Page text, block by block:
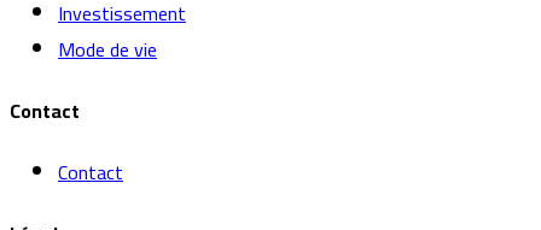
Investissement
Mode de vie
Contact
Contact